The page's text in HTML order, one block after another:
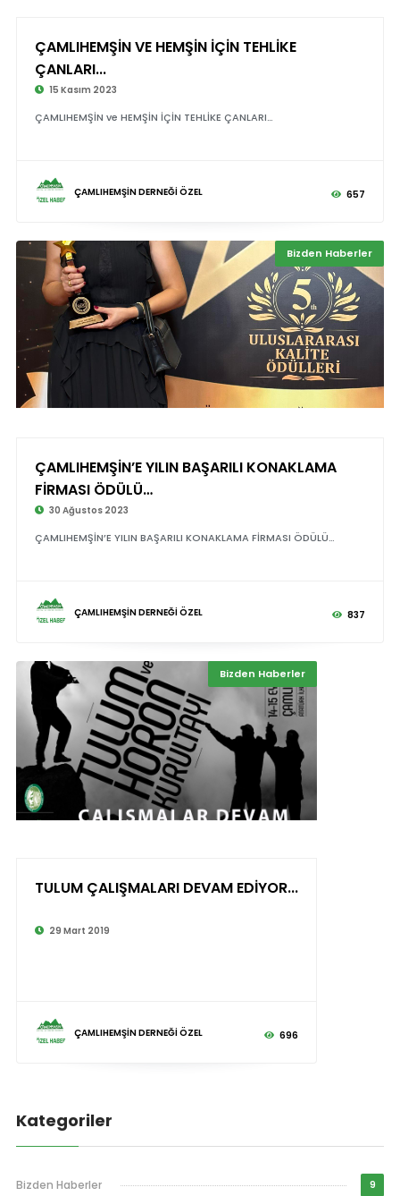
ÇAMLIHEMŞİN VE HEMŞİN İÇİN TEHLİKE
ÇANLARI...
15 Kasım 2023
ÇAMLIHEMŞİN ve HEMŞİN İÇİN TEHLİKE ÇANLARI…
ÇAMLIHEMŞİN DERNEĞİ ÖZEL 657
Bizden Haberler
ÇAMLIHEMŞİN’E YILIN BAŞARILI KONAKLAMA
FİRMASI ÖDÜLÜ…
30 Ağustos 2023
ÇAMLIHEMŞİN’E YILIN BAŞARILI KONAKLAMA FİRMASI ÖDÜLÜ…
ÇAMLIHEMŞİN DERNEĞİ ÖZEL 837
Bizden Haberler
TULUM ÇALIŞMALARI DEVAM EDİYOR...
29 Mart 2019
ÇAMLIHEMŞİN DERNEĞİ ÖZEL 696
Kategoriler
Bizden Haberler 9